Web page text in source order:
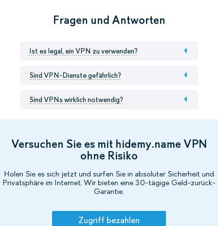
Fragen und Antworten
Ist es legal, ein VPN zu verwenden?
Sind VPN-Dienste gefährlich?
Sind VPNs wirklich notwendig?
Versuchen Sie es mit hidemy.name VPN
ohne Risiko
Holen Sie es sich jetzt und surfen Sie in absoluter Sicherheit und
Privatsphäre im Internet. Wir bieten eine 30-tägige Geld-zurück-
Garantie.
Zugriff bezahlen